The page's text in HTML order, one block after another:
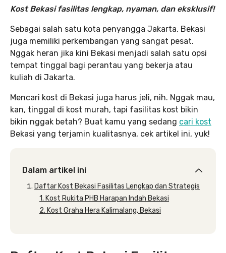
Kost Bekasi fasilitas lengkap, nyaman, dan eksklusif!
Sebagai salah satu kota penyangga Jakarta, Bekasi
juga memiliki perkembangan yang sangat pesat.
Nggak heran jika kini Bekasi menjadi salah satu opsi
tempat tinggal bagi perantau yang bekerja atau
kuliah di Jakarta.
Mencari kost di Bekasi juga harus jeli, nih. Nggak mau,
kan, tinggal di kost murah, tapi fasilitas kost bikin
bikin nggak betah? Buat kamu yang sedang cari kost
Bekasi yang terjamin kualitasnya, cek artikel ini, yuk!
Dalam artikel ini
Daftar Kost Bekasi Fasilitas Lengkap dan Strategis
1. Kost Rukita PHB Harapan Indah Bekasi
2. Kost Graha Hera Kalimalang, Bekasi